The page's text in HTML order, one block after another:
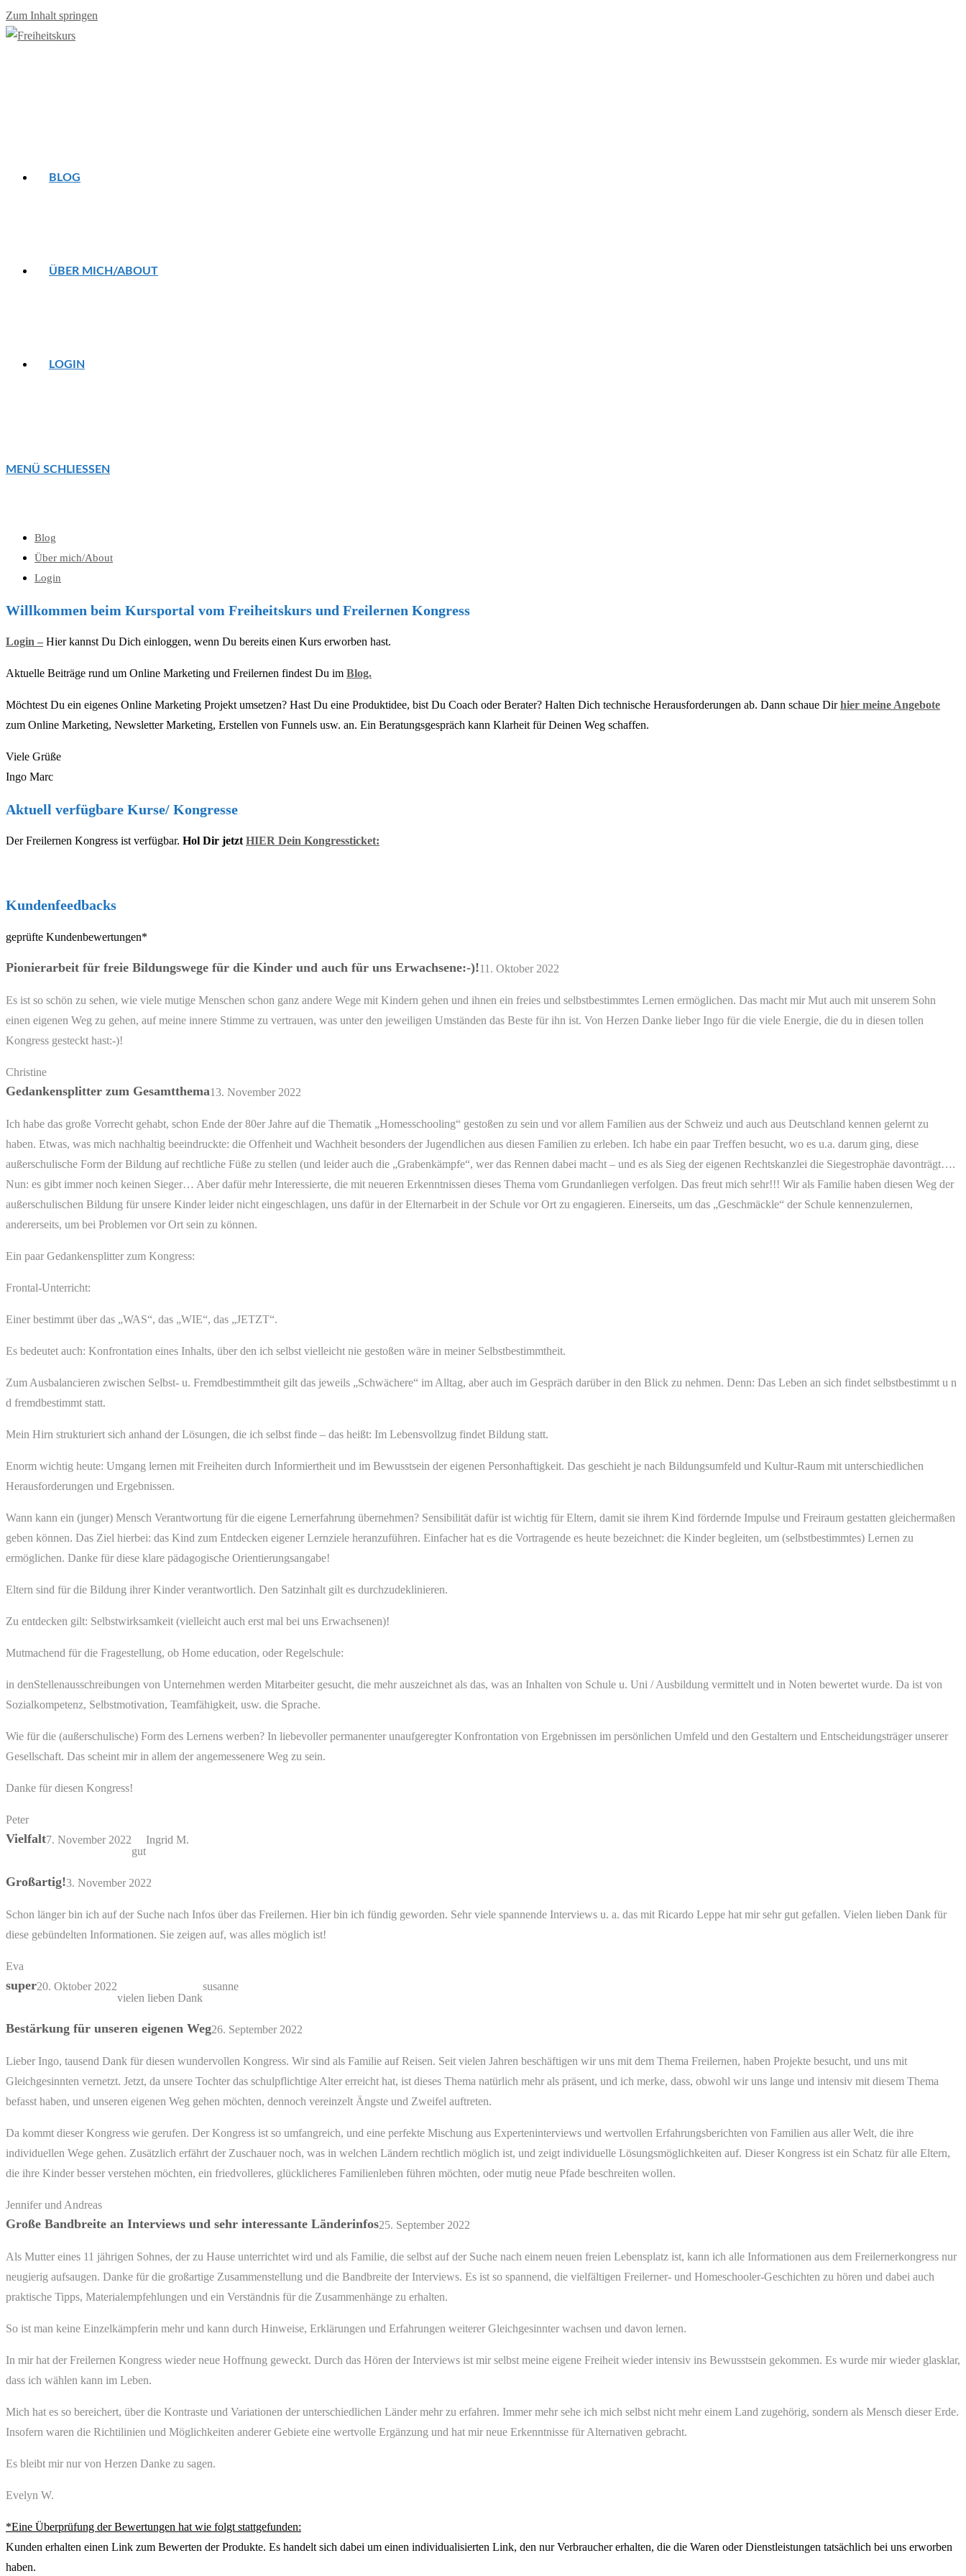
Zum Inhalt springen
BLOG
ÜBER MICH/ABOUT
LOGIN
MENÜ SCHLIESSEN
Blog
Über mich/About
Login
Willkommen beim Kursportal vom Freiheitskurs und Freilernen Kongress
Login – Hier kannst Du Dich einloggen, wenn Du bereits einen Kurs erworben hast.
Aktuelle Beiträge rund um Online Marketing und Freilernen findest Du im Blog.
Möchtest Du ein eigenes Online Marketing Projekt umsetzen? Hast Du eine Produktidee, bist Du Coach oder Berater? Halten Dich technische Herausforderungen ab. Dann schaue Dirhier meine Angebote
zum Online Marketing, Newsletter Marketing, Erstellen von Funnels usw. an. Ein Beratungsgespräch kann Klarheit für Deinen Weg schaffen.
Viele Grüße
Ingo Marc
Aktuell verfügbare Kurse/ Kongresse
Der Freilernen Kongress ist verfügbar. Hol Dir jetzt HIER Dein Kongressticket:
Kundenfeedbacks
geprüfte Kundenbewertungen*
Pionierarbeit für freie Bildungswege für die Kinder und auch für uns Erwachsene:-)!11. Oktober 2022
Es ist so schön zu sehen, wie viele mutige Menschen schon ganz andere Wege mit Kindern gehen und ihnen ein freies und selbstbestimmtes Lernen ermöglichen. Das macht mir Mut auch mit unserem Sohn
einen eigenen Weg zu gehen, auf meine innere Stimme zu vertrauen, was unter den jeweiligen Umständen das Beste für ihn ist. Von Herzen Danke lieber Ingo für die viele Energie, die du in diesen tollen
Kongress gesteckt hast:-)!
Christine
Gedankensplitter zum Gesamtthema13. November 2022
Ich habe das große Vorrecht gehabt, schon Ende der 80er Jahre auf die Thematik „Homesschooling“ gestoßen zu sein und vor allem Familien aus der Schweiz und auch aus Deutschland kennen gelernt zu
haben. Etwas, was mich nachhaltig beeindruckte: die Offenheit und Wachheit besonders der Jugendlichen aus diesen Familien zu erleben. Ich habe ein paar Treffen besucht, wo es u.a. darum ging, diese
außerschulische Form der Bildung auf rechtliche Füße zu stellen (und leider auch die „Grabenkämpfe“, wer das Rennen dabei macht – und es als Sieg der eigenen Rechtskanzlei die Siegestrophäe davonträgt….
Nun: es gibt immer noch keinen Sieger… Aber dafür mehr Interessierte, die mit neueren Erkenntnissen dieses Thema vom Grundanliegen verfolgen. Das freut mich sehr!!! Wir als Familie haben diesen Weg der
außerschulischen Bildung für unsere Kinder leider nicht eingeschlagen, uns dafür in der Elternarbeit in der Schule vor Ort zu engagieren. Einerseits, um das „Geschmäckle“ der Schule kennenzulernen,
andererseits, um bei Problemen vor Ort sein zu können.
Ein paar Gedankensplitter zum Kongress:
Frontal-Unterricht:
Einer bestimmt über das „WAS“, das „WIE“, das „JETZT“.
Es bedeutet auch: Konfrontation eines Inhalts, über den ich selbst vielleicht nie gestoßen wäre in meiner Selbstbestimmtheit.
Zum Ausbalancieren zwischen Selbst- u. Fremdbestimmtheit gilt das jeweils „Schwächere“ im Alltag, aber auch im Gespräch darüber in den Blick zu nehmen. Denn: Das Leben an sich findet selbstbestimmt u n
d fremdbestimmt statt.
Mein Hirn strukturiert sich anhand der Lösungen, die ich selbst finde – das heißt: Im Lebensvollzug findet Bildung statt.
Enorm wichtig heute: Umgang lernen mit Freiheiten durch Informiertheit und im Bewusstsein der eigenen Personhaftigkeit. Das geschieht je nach Bildungsumfeld und Kultur-Raum mit unterschiedlichen
Herausforderungen und Ergebnissen.
Wann kann ein (junger) Mensch Verantwortung für die eigene Lernerfahrung übernehmen? Sensibilität dafür ist wichtig für Eltern, damit sie ihrem Kind fördernde Impulse und Freiraum gestatten gleichermaßen
geben können. Das Ziel hierbei: das Kind zum Entdecken eigener Lernziele heranzuführen. Einfacher hat es die Vortragende es heute bezeichnet: die Kinder begleiten, um (selbstbestimmtes) Lernen zu
ermöglichen. Danke für diese klare pädagogische Orientierungsangabe!
Eltern sind für die Bildung ihrer Kinder verantwortlich. Den Satzinhalt gilt es durchzudeklinieren.
Zu entdecken gilt: Selbstwirksamkeit (vielleicht auch erst mal bei uns Erwachsenen)!
Mutmachend für die Fragestellung, ob Home education, oder Regelschule:
in denStellenausschreibungen von Unternehmen werden Mitarbeiter gesucht, die mehr auszeichnet als das, was an Inhalten von Schule u. Uni / Ausbildung vermittelt und in Noten bewertet wurde. Da ist von
Sozialkompetenz, Selbstmotivation, Teamfähigkeit, usw. die Sprache.
Wie für die (außerschulische) Form des Lernens werben? In liebevoller permanenter unaufgeregter Konfrontation von Ergebnissen im persönlichen Umfeld und den Gestaltern und Entscheidungsträger unserer
Gesellschaft. Das scheint mir in allem der angemessenere Weg zu sein.
Danke für diesen Kongress!
Peter
Vielfalt7. November 2022
gut
Ingrid M.
Großartig!3. November 2022
Schon länger bin ich auf der Suche nach Infos über das Freilernen. Hier bin ich fündig geworden. Sehr viele spannende Interviews u. a. das mit Ricardo Leppe hat mir sehr gut gefallen. Vielen lieben Dank für
diese gebündelten Informationen. Sie zeigen auf, was alles möglich ist!
Eva
super20. Oktober 2022
vielen lieben Dank
susanne
Bestärkung für unseren eigenen Weg26. September 2022
Lieber Ingo, tausend Dank für diesen wundervollen Kongress. Wir sind als Familie auf Reisen. Seit vielen Jahren beschäftigen wir uns mit dem Thema Freilernen, haben Projekte besucht, und uns mit
Gleichgesinnten vernetzt. Jetzt, da unsere Tochter das schulpflichtige Alter erreicht hat, ist dieses Thema natürlich mehr als präsent, und ich merke, dass, obwohl wir uns lange und intensiv mit diesem Thema
befasst haben, und unseren eigenen Weg gehen möchten, dennoch vereinzelt Ängste und Zweifel auftreten.
Da kommt dieser Kongress wie gerufen. Der Kongress ist so umfangreich, und eine perfekte Mischung aus Experteninterviews und wertvollen Erfahrungsberichten von Familien aus aller Welt, die ihre
individuellen Wege gehen. Zusätzlich erfährt der Zuschauer noch, was in welchen Ländern rechtlich möglich ist, und zeigt individuelle Lösungsmöglichkeiten auf. Dieser Kongress ist ein Schatz für alle Eltern,
die ihre Kinder besser verstehen möchten, ein friedvolleres, glücklicheres Familienleben führen möchten, oder mutig neue Pfade beschreiten wollen.
Jennifer und Andreas
Große Bandbreite an Interviews und sehr interessante Länderinfos25. September 2022
Als Mutter eines 11 jährigen Sohnes, der zu Hause unterrichtet wird und als Familie, die selbst auf der Suche nach einem neuen freien Lebensplatz ist, kann ich alle Informationen aus dem Freilernerkongress nur
neugierig aufsaugen. Danke für die großartige Zusammenstellung und die Bandbreite der Interviews. Es ist so spannend, die vielfältigen Freilerner- und Homeschooler-Geschichten zu hören und dabei auch
praktische Tipps, Materialempfehlungen und ein Verständnis für die Zusammenhänge zu erhalten.
So ist man keine Einzelkämpferin mehr und kann durch Hinweise, Erklärungen und Erfahrungen weiterer Gleichgesinnter wachsen und davon lernen.
In mir hat der Freilernen Kongress wieder neue Hoffnung geweckt. Durch das Hören der Interviews ist mir selbst meine eigene Freiheit wieder intensiv ins Bewusstsein gekommen. Es wurde mir wieder glasklar,
dass ich wählen kann im Leben.
Mich hat es so bereichert, über die Kontraste und Variationen der unterschiedlichen Länder mehr zu erfahren. Immer mehr sehe ich mich selbst nicht mehr einem Land zugehörig, sondern als Mensch dieser Erde.
Insofern waren die Richtilinien und Möglichkeiten anderer Gebiete eine wertvolle Ergänzung und hat mir neue Erkenntnisse für Alternativen gebracht.
Es bleibt mir nur von Herzen Danke zu sagen.
Evelyn W.
*Eine Überprüfung der Bewertungen hat wie folgt stattgefunden:
Kunden erhalten einen Link zum Bewerten der Produkte. Es handelt sich dabei um einen individualisierten Link, den nur Verbraucher erhalten, die die Waren oder Dienstleistungen tatsächlich bei uns erworben
haben.